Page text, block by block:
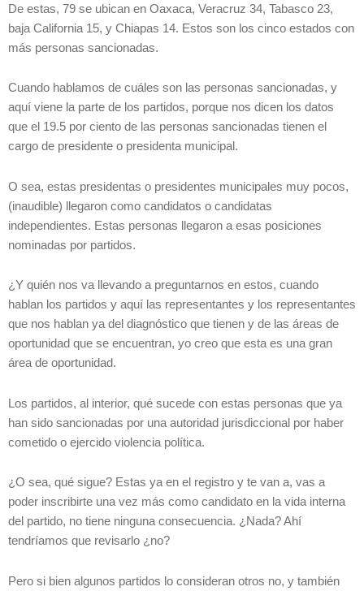
De estas, 79 se ubican en Oaxaca, Veracruz 34, Tabasco 23,
baja California 15, y Chiapas 14. Estos son los cinco estados con
más personas sancionadas.
Cuando hablamos de cuáles son las personas sancionadas, y
aquí viene la parte de los partidos, porque nos dicen los datos
que el 19.5 por ciento de las personas sancionadas tienen el
cargo de presidente o presidenta municipal.
O sea, estas presidentas o presidentes municipales muy pocos,
(inaudible) llegaron como candidatos o candidatas
independientes. Estas personas llegaron a esas posiciones
nominadas por partidos.
¿Y quién nos va llevando a preguntarnos en estos, cuando
hablan los partidos y aquí las representantes y los representantes
que nos hablan ya del diagnóstico que tienen y de las áreas de
oportunidad que se encuentran, yo creo que esta es una gran
área de oportunidad.
Los partidos, al interior, qué sucede con estas personas que ya
han sido sancionadas por una autoridad jurisdiccional por haber
cometido o ejercido violencia política.
¿O sea, qué sigue? Estas ya en el registro y te van a, vas a
poder inscribirte una vez más como candidato en la vida interna
del partido, no tiene ninguna consecuencia. ¿Nada? Ahí
tendríamos que revisarlo ¿no?
Pero si bien algunos partidos lo consideran otros no, y también